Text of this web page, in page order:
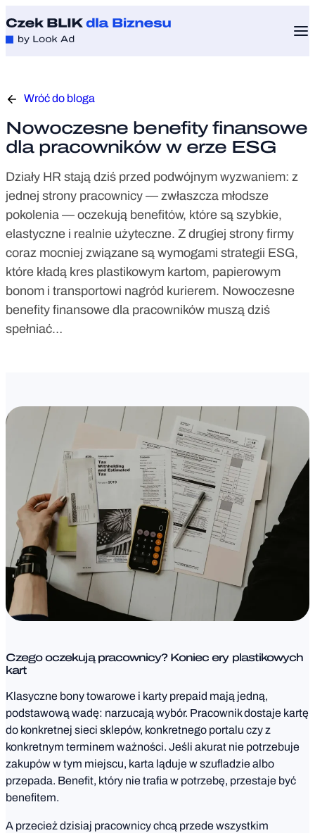
Wróć do bloga
Nowoczesne benefity finansowe
dla pracowników w erze ESG
Działy HR stają dziś przed podwójnym wyzwaniem: z
jednej strony pracownicy — zwłaszcza młodsze
pokolenia — oczekują benefitów, które są szybkie,
elastyczne i realnie użyteczne. Z drugiej strony firmy
coraz mocniej związane są wymogami strategii ESG,
które kładą kres plastikowym kartom, papierowym
bonom i transportowi nagród kurierem. Nowoczesne
benefity finansowe dla pracowników muszą dziś
spełniać…
Czego oczekują pracownicy? Koniec ery plastikowych
kart
Klasyczne bony towarowe i karty prepaid mają jedną,
podstawową wadę: narzucają wybór. Pracownik dostaje kartę
do konkretnej sieci sklepów, konkretnego portalu czy z
konkretnym terminem ważności. Jeśli akurat nie potrzebuje
zakupów w tym miejscu, karta ląduje w szufladzie albo
przepada. Benefit, który nie trafia w potrzebę, przestaje być
benefitem.
A przecież dzisiaj pracownicy chcą przede wszystkim